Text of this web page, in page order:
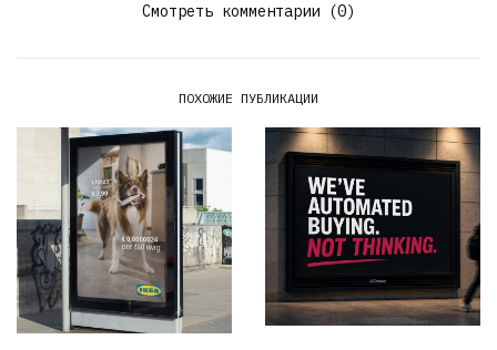
Смотреть комментарии (0)
ПОХОЖИЕ ПУБЛИКАЦИИ